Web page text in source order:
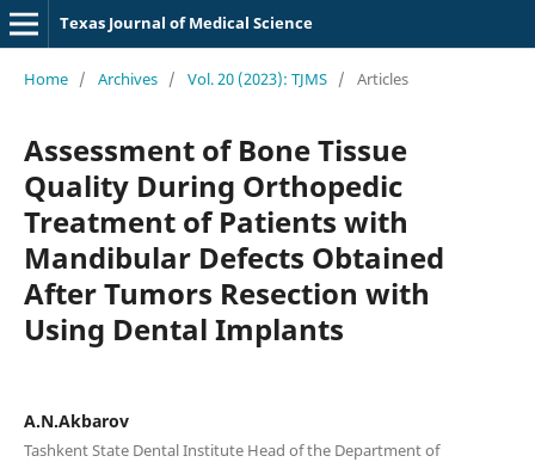
Texas Journal of Medical Science
Home / Archives / Vol. 20 (2023): TJMS / Articles
Assessment of Bone Tissue
Quality During Orthopedic
Treatment of Patients with
Mandibular Defects Obtained
After Tumors Resection with
Using Dental Implants
A.N.Akbarov
Tashkent State Dental Institute Head of the Department of